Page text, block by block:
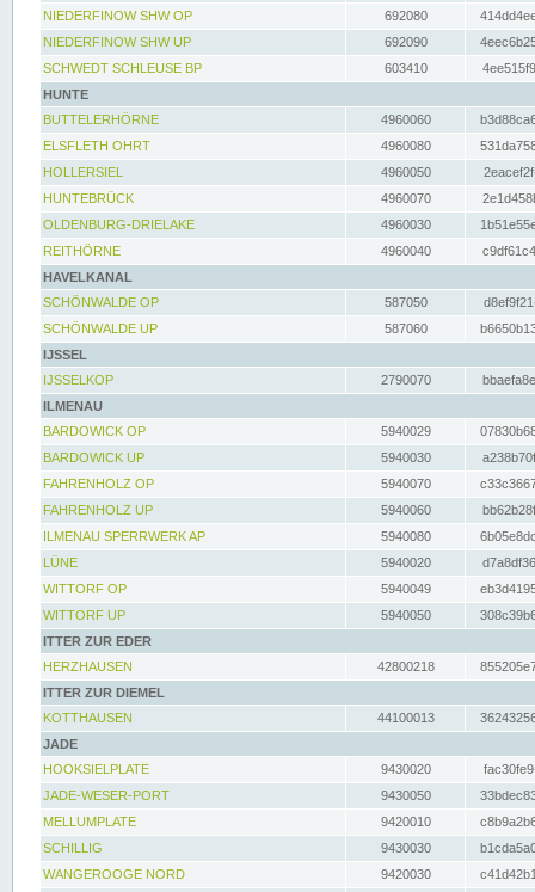
NIEDERFINOW SHW OP
692080
NIEDERFINOW SHW UP
692090
SCHWEDT SCHLEUSE BP
603410
HUNTE
BUTTELERHÖRNE
4960060
ELSFLETH OHRT
4960080
HOLLERSIEL
4960050
HUNTEBRÜCK
4960070
OLDENBURG-DRIELAKE
4960030
REITHÖRNE
4960040
HAVELKANAL
SCHÖNWALDE OP
587050
SCHÖNWALDE UP
587060
IJSSEL
IJSSELKOP
2790070
ILMENAU
BARDOWICK OP
5940029
BARDOWICK UP
5940030
FAHRENHOLZ OP
5940070
FAHRENHOLZ UP
5940060
ILMENAU SPERRWERK AP
5940080
LÜNE
5940020
WITTORF OP
5940049
WITTORF UP
5940050
ITTER ZUR EDER
HERZHAUSEN
42800218
ITTER ZUR DIEMEL
KOTTHAUSEN
44100013
JADE
HOOKSIELPLATE
9430020
JADE-WESER-PORT
9430050
MELLUMPLATE
9420010
SCHILLIG
9430030
WANGEROOGE NORD
9420030